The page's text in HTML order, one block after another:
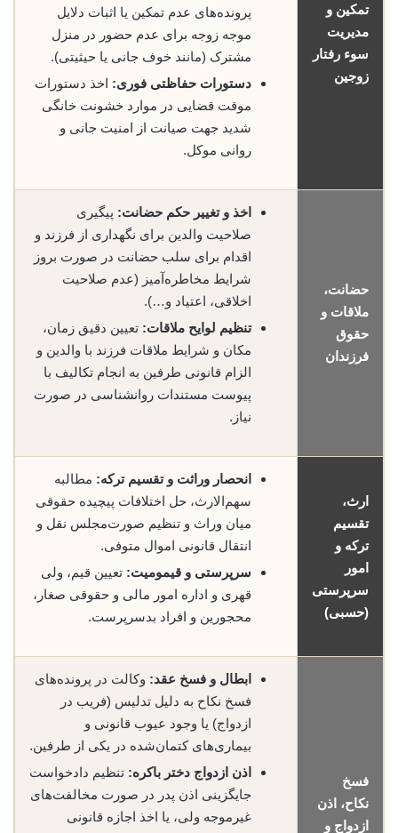
تمکین و
مدیریت
سوء رفتار
زوجین
پرونده‌های عدم تمکین یا اثبات دلایل
موجه زوجه برای عدم حضور در منزل
مشترک (مانند خوف جانی یا حیثیتی).
دستورات حفاظتی فوری: اخذ دستورات
موقت قضایی در موارد خشونت خانگی
شدید جهت صیانت از امنیت جانی و
روانی موکل.
حضانت،
ملاقات و
حقوق
فرزندان
اخذ و تغییر حکم حضانت: پیگیری
صلاحیت والدین برای نگهداری از فرزند و
اقدام برای سلب حضانت در صورت بروز
شرایط مخاطره‌آمیز (عدم صلاحیت
اخلاقی، اعتیاد و…).
تنظیم لوایح ملاقات: تعیین دقیق زمان،
مکان و شرایط ملاقات فرزند با والدین و
الزام قانونی طرفین به انجام تکالیف با
پیوست مستندات روانشناسی در صورت
نیاز.
ارث،
تقسیم
ترکه و
امور
سرپرستی
(حسبی)
انحصار وراثت و تقسیم ترکه: مطالبه
سهم‌الارث، حل اختلافات پیچیده حقوقی
میان وراث و تنظیم صورت‌مجلس نقل و
انتقال قانونی اموال متوفی.
سرپرستی و قیمومیت: تعیین قیم، ولی
قهری و اداره امور مالی و حقوقی صغار،
محجورین و افراد بدسرپرست.
فسخ
نکاح، اذن
ازدواج و
ابطال و فسخ عقد: وکالت در پرونده‌های
فسخ نکاح به دلیل تدلیس (فریب در
ازدواج) یا وجود عیوب قانونی و
بیماری‌های کتمان‌شده در یکی از طرفین.
اذن ازدواج دختر باکره: تنظیم دادخواست
جایگزینی اذن پدر در صورت مخالفت‌های
غیرموجه ولی، یا اخذ اجازه قانونی